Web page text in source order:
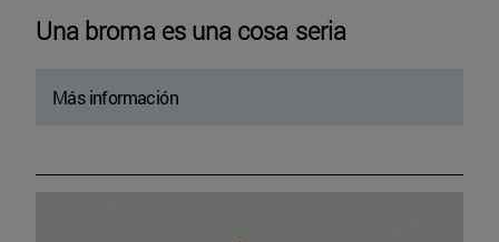
Una broma es una cosa seria
Más información